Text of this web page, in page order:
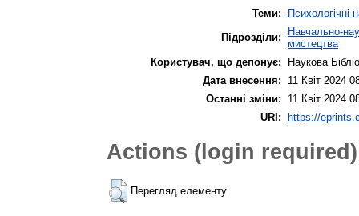
Теми:
Психологічні
Підрозділи:
Навчально-
мистецтва
Користувач, що депонує:
Наукова
Дата внесення:
11 Квіт 2024
Останні зміни:
11 Квіт 2024
URI: https://
Actions (login required)
Перегляд елементу